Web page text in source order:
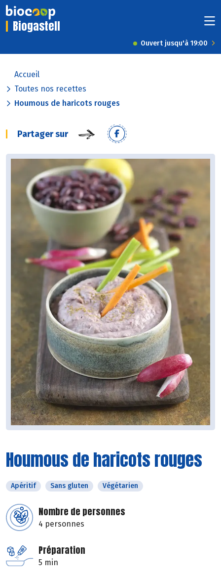
Biogastell
Ouvert jusqu'à 19:00
Accueil
Toutes nos recettes
Houmous de haricots rouges
Partager sur
Houmous de haricots rouges
Apéritif Sans gluten Végétarien
Nombre de personnes
4 personnes
Préparation
5 min